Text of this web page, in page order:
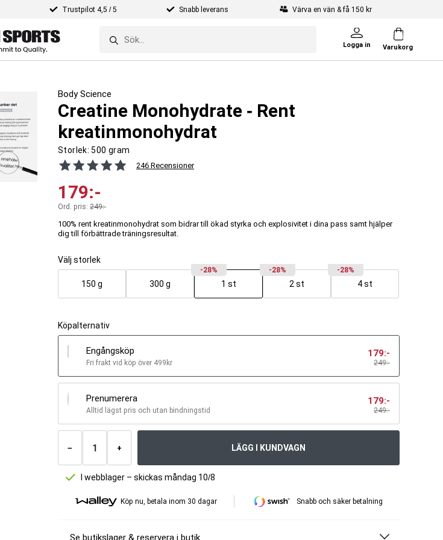
Trustpilot 4,5 / 5 Snabb leverans Värva en vän & få 150 kr
Logga in Varukorg
Body Science
Creatine Monohydrate ‐ Rent
kreatinmonohydrat
Storlek: 500 gram
246 Recensioner
179:-
Ord. pris:249:-
100% rent kreatinmonohydrat som bidrar till ökad styrka och explosivitet i dina pass samt hjälper
dig till förbättrade träningsresultat.
Välj storlek
150 g 300 g
-28%
1 st
-28%
2 st
-28%
4 st
Köpalternativ
Engångsköp
Fri frakt vid köp över 499kr 249:-
179:-
Prenumerera
Alltid lägst pris och utan bindningstid 249:-
179:-
−
Antal
+ LÄGG I KUNDVAGN
I webblager – skickas måndag 10/8
Köp nu, betala inom 30 dagar Snabb och säker betalning
Se butikslager & reservera i butik